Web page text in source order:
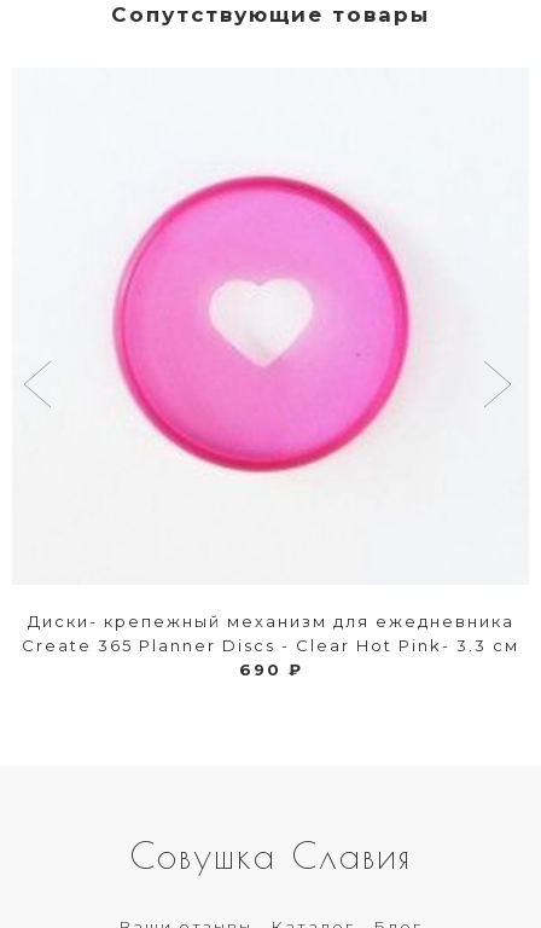
Сопутствующие товары
Диски- крепежный механизм для ежедневника
Create 365 Planner Discs - Clear Hot Pink- 3.3 см
690 ₽
Совушка Славия